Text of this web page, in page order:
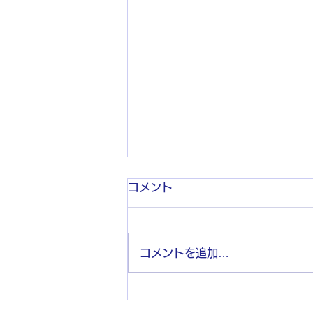
若手の先生とどう接したらい
コメント
コメントを追加…